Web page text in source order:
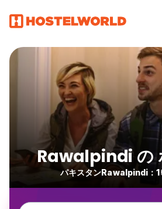
Rawalpindi の
パキスタンRawalpindi：1